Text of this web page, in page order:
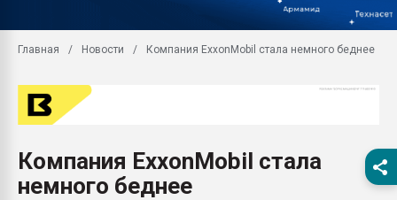
заводу пластмасс"
Помощь в подборе
Вакуум-формовочные
первый план в
Главная Новости Компания ExxonMobil стала немного беднее
Компания ExxonMobil стала
немного беднее